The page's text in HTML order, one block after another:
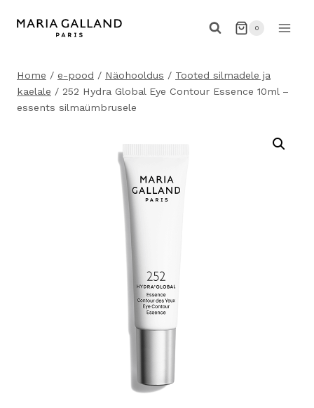
0
Home / e-pood / Näohooldus / Tooted silmadele ja
kaelale / 252 Hydra Global Eye Contour Essence 10ml –
essents silmaümbrusele